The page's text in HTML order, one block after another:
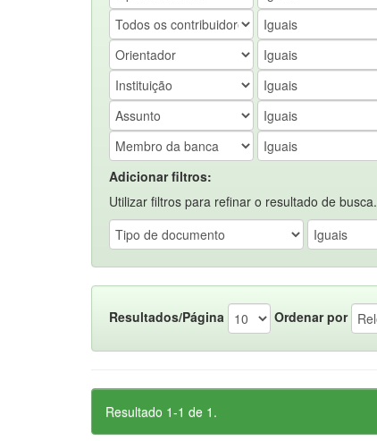
Adicionar filtros:
Utilizar filtros para refinar o resultado de busca.
Resultados/Página Ordenar por
Resultado 1-1 de 1.